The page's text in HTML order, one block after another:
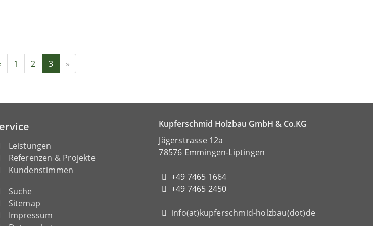
1 2 3 »
Leistungen
Referenzen & Projekte
Kundenstimmen
Suche
Sitemap
Impressum
Kupferschmid Holzbau GmbH & Co.KG
Jägerstrasse 12a
78576 Emmingen-Liptingen
+49 7465 1664
+49 7465 2450
info(at)kupferschmid-holzbau(dot)de